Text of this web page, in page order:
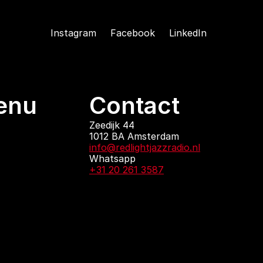
Instagram Facebook LinkedIn
Contact
Zeedijk 44
1012 BA Amsterdam
info@redlightjazzradio.nl
Whatsapp
+31 20 261 3587